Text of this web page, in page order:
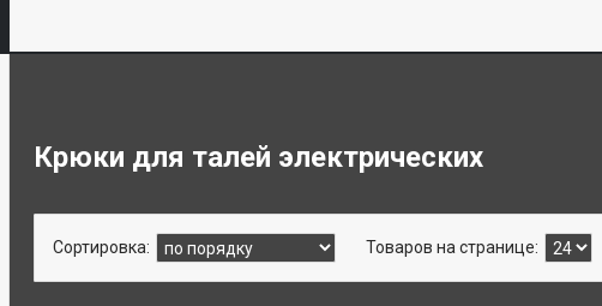
Крюки для талей электрических